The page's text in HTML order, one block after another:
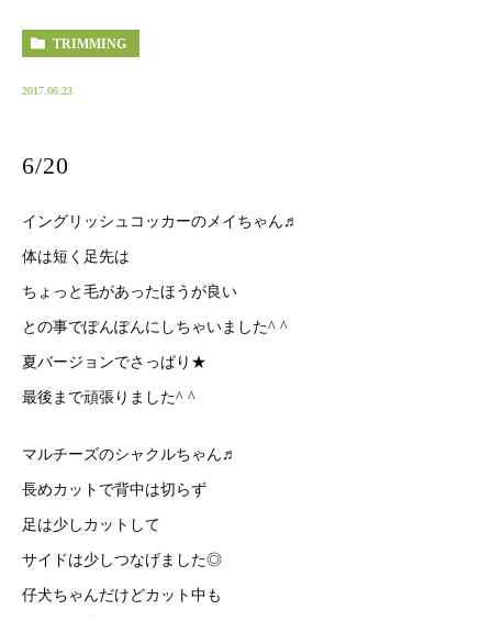
TRIMMING
2017.06.23
6/20
イングリッシュコッカーのメイちゃん♬
体は短く足先は
ちょっと毛があったほうが良い
との事でぽんぽんにしちゃいました^ ^
夏バージョンでさっぱり★
最後まで頑張りました^ ^
マルチーズのシャクルちゃん♬
長めカットで背中は切らず
足は少しカットして
サイドは少しつなげました◎
仔犬ちゃんだけどカット中も